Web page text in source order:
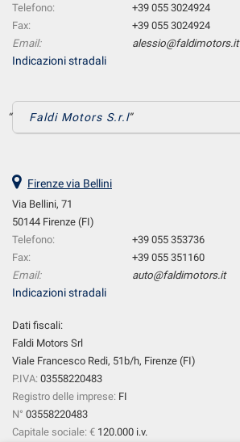
Telefono:
+39 055 3024924
Fax:
+39 055 3024924
Email:
alessio@faldimotors.it
Indicazioni stradali
Faldi Motors S.r.l
Firenze via Bellini
Via Bellini, 71
50144 Firenze (FI)
Telefono:
+39 055 353736
Fax:
+39 055 351160
Email:
auto@faldimotors.it
Indicazioni stradali
Dati fiscali:
Faldi Motors Srl
Viale Francesco Redi, 51b/h, Firenze (FI)
P.IVA: 03558220483
Registro delle imprese: FI
N° 03558220483
Capitale sociale: € 120.000 i.v.